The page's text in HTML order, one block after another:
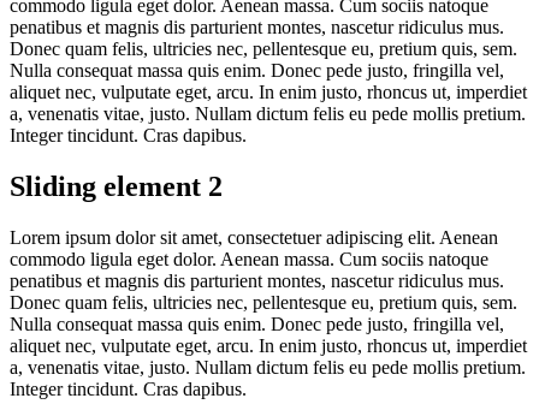
commodo ligula eget dolor. Aenean massa. Cum sociis natoque
penatibus et magnis dis parturient montes, nascetur ridiculus mus.
Donec quam felis, ultricies nec, pellentesque eu, pretium quis, sem.
Nulla consequat massa quis enim. Donec pede justo, fringilla vel,
aliquet nec, vulputate eget, arcu. In enim justo, rhoncus ut, imperdiet
a, venenatis vitae, justo. Nullam dictum felis eu pede mollis pretium.
Integer tincidunt. Cras dapibus.
Sliding element 2
Lorem ipsum dolor sit amet, consectetuer adipiscing elit. Aenean
commodo ligula eget dolor. Aenean massa. Cum sociis natoque
penatibus et magnis dis parturient montes, nascetur ridiculus mus.
Donec quam felis, ultricies nec, pellentesque eu, pretium quis, sem.
Nulla consequat massa quis enim. Donec pede justo, fringilla vel,
aliquet nec, vulputate eget, arcu. In enim justo, rhoncus ut, imperdiet
a, venenatis vitae, justo. Nullam dictum felis eu pede mollis pretium.
Integer tincidunt. Cras dapibus.